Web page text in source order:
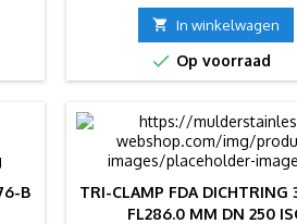
 In winkelwagen
 Op voorraad
B
TRI-CLAMP FDA DICHTRING
FL286.0 MM DN 250